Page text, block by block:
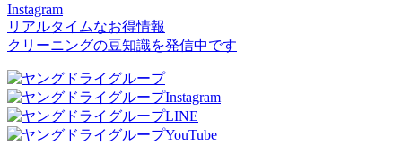
Instagram
リアルタイムなお得情報
クリーニングの豆知識を発信中です